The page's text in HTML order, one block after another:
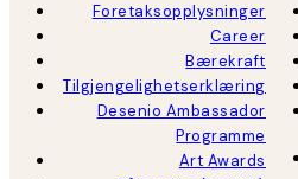
Foretaksopplysninger
Career
Bærekraft
Tilgjengelighetserklæring
Desenio Ambassador
Programme
Art Awards